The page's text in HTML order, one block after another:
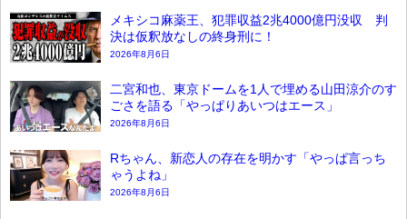
メキシコ麻薬王、犯罪収益2兆4000億円没収 判
決は仮釈放なしの終身刑に！
2026年8月6日
二宮和也、東京ドームを1人で埋める山田涼介のす
ごさを語る「やっぱりあいつはエース」
2026年8月6日
Rちゃん、新恋人の存在を明かす「やっぱ言っち
ゃうよね」
2026年8月6日